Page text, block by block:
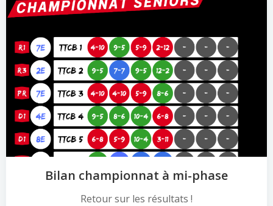
Bilan championnat à mi-phase
Retour sur les résultats !